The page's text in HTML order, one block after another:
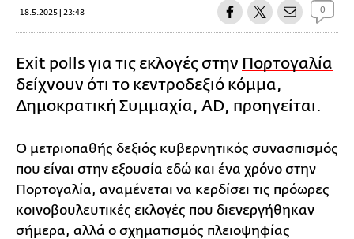
18.5.2025 | 23:48 0
Exit polls για τις εκλογές στην Πορτογαλία
δείχνουν ότι το κεντροδεξιό κόμμα,
Δημοκρατική Συμμαχία, AD, προηγείται.
Ο μετριοπαθής δεξιός κυβερνητικός συνασπισμός
που είναι στην εξουσία εδώ και ένα χρόνο στην
Πορτογαλία, αναμένεται να κερδίσει τις πρόωρες
κοινοβουλευτικές εκλογές που διενεργήθηκαν
σήμερα, αλλά ο σχηματισμός πλειοψηφίας